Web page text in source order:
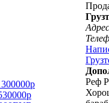
Реф